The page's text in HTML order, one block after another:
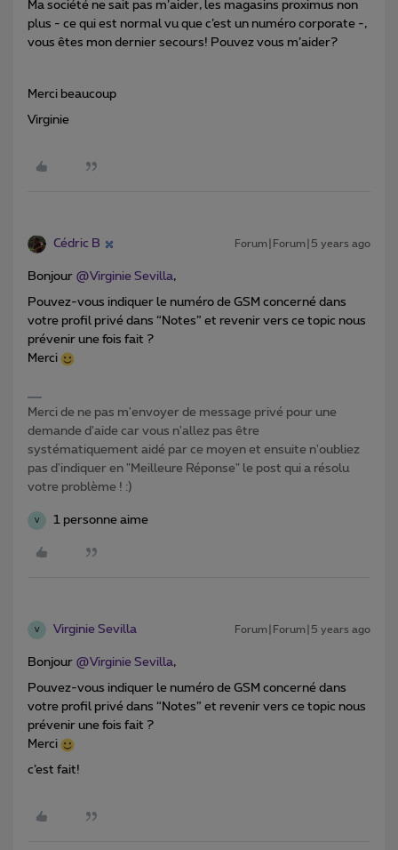
Ma société ne sait pas m’aider, les magasins proximus non
plus - ce qui est normal vu que c’est un numéro corporate -,
vous êtes mon dernier secours! Pouvez vous m’aider?
Merci beaucoup
Virginie
Cédric B Forum|Forum|5 years ago
Bonjour @Virginie Sevilla,
Pouvez-vous indiquer le numéro de GSM concerné dans
votre profil privé dans “Notes” et revenir vers ce topic nous
prévenir une fois fait ?
Merci
Merci de ne pas m'envoyer de message privé pour une
demande d'aide car vous n'allez pas être
systématiquement aidé par ce moyen et ensuite n'oubliez
pas d'indiquer en "Meilleure Réponse" le post qui a résolu
votre problème ! :)
V 1 personne aime
V Virginie Sevilla Forum|Forum|5 years ago
Bonjour @Virginie Sevilla,
Pouvez-vous indiquer le numéro de GSM concerné dans
votre profil privé dans “Notes” et revenir vers ce topic nous
prévenir une fois fait ?
Merci
c’est fait!